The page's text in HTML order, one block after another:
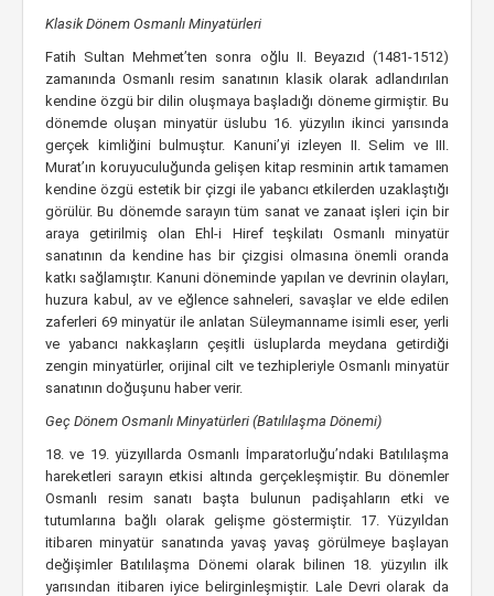
Klasik Dönem Osmanlı Minyatürleri
Fatih Sultan Mehmet’ten sonra oğlu II. Beyazıd (1481-1512)
zamanında Osmanlı resim sanatının klasik olarak adlandırılan
kendine özgü bir dilin oluşmaya başladığı döneme girmiştir. Bu
dönemde oluşan minyatür üslubu 16. yüzyılın ikinci yarısında
gerçek kimliğini bulmuştur. Kanuni’yi izleyen II. Selim ve III.
Murat’ın koruyuculuğunda gelişen kitap resminin artık tamamen
kendine özgü estetik bir çizgi ile yabancı etkilerden uzaklaştığı
görülür. Bu dönemde sarayın tüm sanat ve zanaat işleri için bir
araya getirilmiş olan Ehl-i Hiref teşkilatı Osmanlı minyatür
sanatının da kendine has bir çizgisi olmasına önemli oranda
katkı sağlamıştır. Kanuni döneminde yapılan ve devrinin olayları,
huzura kabul, av ve eğlence sahneleri, savaşlar ve elde edilen
zaferleri 69 minyatür ile anlatan Süleymanname isimli eser, yerli
ve yabancı nakkaşların çeşitli üsluplarda meydana getirdiği
zengin minyatürler, orijinal cilt ve tezhipleriyle Osmanlı minyatür
sanatının doğuşunu haber verir.
Geç Dönem Osmanlı Minyatürleri (Batılılaşma Dönemi)
18. ve 19. yüzyıllarda Osmanlı İmparatorluğu’ndaki Batılılaşma
hareketleri sarayın etkisi altında gerçekleşmiştir. Bu dönemler
Osmanlı resim sanatı başta bulunun padişahların etki ve
tutumlarına bağlı olarak gelişme göstermiştir. 17. Yüzyıldan
itibaren minyatür sanatında yavaş yavaş görülmeye başlayan
değişimler Batılılaşma Dönemi olarak bilinen 18. yüzyılın ilk
yarısından itibaren iyice belirginleşmiştir. Lale Devri olarak da